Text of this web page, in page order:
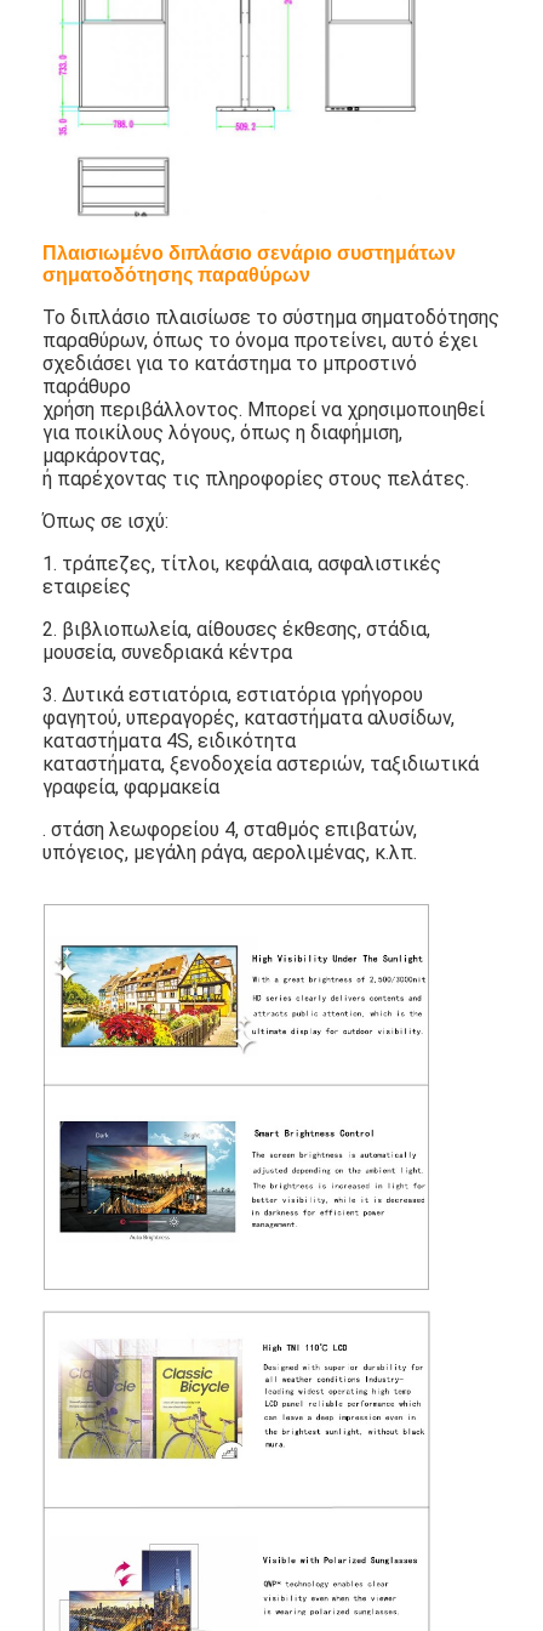
Τεντωμένη επιτροπή LCD
ισχύος
ενέργεια -
/
ΠΡΟΤΥΠΑ
Προαιρετικός Η στάση
ΕΞΟΥΣΙΟΔΟΤΗΣΗ
Πλαισιωμένο διπλάσιο σενάριο συστημάτων
σηματοδότησης παραθύρων
Το διπλάσιο πλαισίωσε το σύστημα σηματοδότησης
παραθύρων, όπως το όνομα προτείνει, αυτό έχει
σχεδιάσει για το κατάστημα το μπροστινό
παράθυρο
χρήση περιβάλλοντος. Μπορεί να χρησιμοποιηθεί
για ποικίλους λόγους, όπως η διαφήμιση,
μαρκάροντας,
ή παρέχοντας τις πληροφορίες στους πελάτες.
Όπως σε ισχύ:
1. τράπεζες, τίτλοι, κεφάλαια, ασφαλιστικές
εταιρείες
2. βιβλιοπωλεία, αίθουσες έκθεσης, στάδια,
μουσεία, συνεδριακά κέντρα
3. Δυτικά εστιατόρια, εστιατόρια γρήγορου
φαγητού, υπεραγορές, καταστήματα αλυσίδων,
καταστήματα 4S, ειδικότητα
καταστήματα, ξενοδοχεία αστεριών, ταξιδιωτικά
γραφεία, φαρμακεία
. στάση λεωφορείου 4, σταθμός επιβατών,
υπόγειος, μεγάλη ράγα, αερολιμένας, κ.λπ.